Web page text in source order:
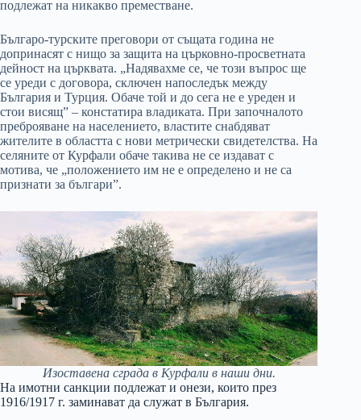
подлежат на никакво преместване.
Българо-турските преговори от същата година не
допринасят с нищо за защита на църковно-просветната
дейност на църквата. „Надявахме се, че този въпрос ще
се уреди с договора, сключен напоследък между
България и Турция. Обаче той и до сега не е уреден и
стои висящ” – констатира владиката. При започналото
преброяване на населението, властите снабдяват
жителите в областта с нови метрически свидетелства. На
селяните от Курфали обаче такива не се издават с
мотива, че „положението им не е определено и не са
признати за българи”.
Изоставена сграда в Курфали в наши дни.
На имотни санкции подлежат и онези, които през
1916/1917 г. заминават да служат в България.